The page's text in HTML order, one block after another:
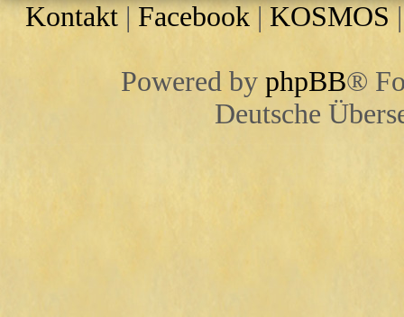
Kontakt | Facebook |KOSMOS
Powered by phpBB®
Deutsche